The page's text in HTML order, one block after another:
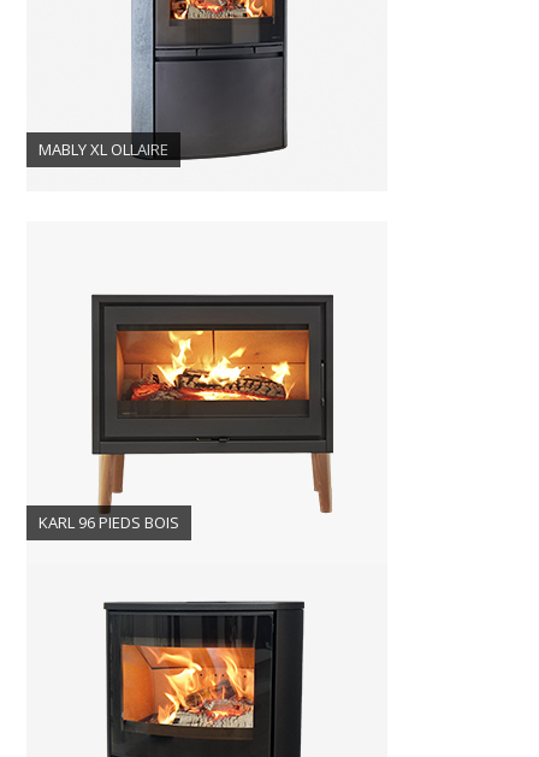
MABLY XL OLLAIRE
KARL 96 PIEDS BOIS